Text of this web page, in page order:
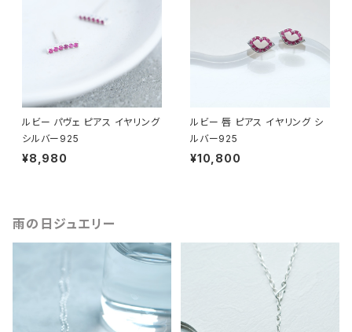
ルビー パヴェ ピアス イヤリング
シルバー925
¥8,980
ルビー 唇 ピアス イヤリング シ
ルバー925
¥10,800
雨の日ジュエリー